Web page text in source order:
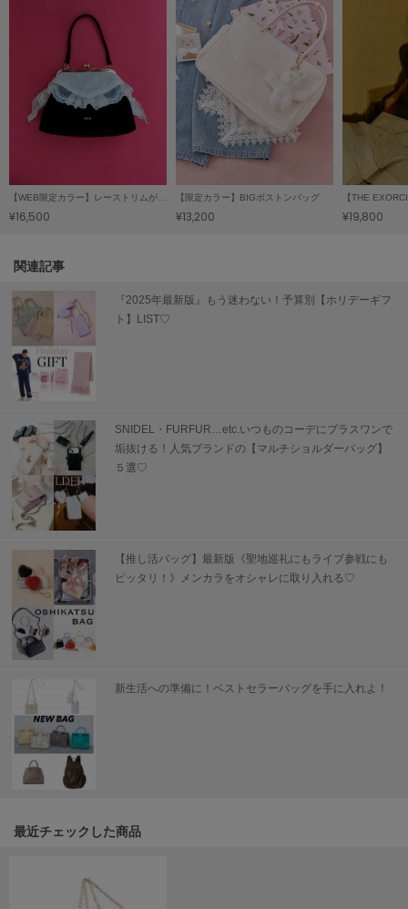
ザバーネット
THE NORTH FACE
ザ・ノース・フェイス
TSURU by Mariko Oikawa
ツルバイマリコオイカワ
アグ
UNDERSON UNDERSON
アンダーソン アンダーソン
un/neu
アンノイ
URBAN RESEARCH ROSSO
アーバンリサーチ ロッソ
USAGI Books
ウサギブックス
ウサギギャラリー
USAGI Gift
ウサギギフト
USAGI Item
ウサギアイテム
USAGI Vintage
ウサギヴィンテージ
VEJA
¥16,500
【限定カラー】BIGボストンバッグ
¥13,200 ¥19,800
関連記事
『2025年最新版』もう迷わない！予算別【ホリデーギフ
ト】LIST♡
SNIDEL・FURFUR…etc.いつものコーデにプラスワンで
垢抜ける！人気ブランドの【マルチショルダーバッグ】
５選♡
【推し活バッグ】最新版《聖地巡礼にもライブ参戦にも
ピッタリ！》メンカラをオシャレに取り入れる♡
新生活への準備に！ベストセラーバッグを手に入れよ！
最近チェックした商品